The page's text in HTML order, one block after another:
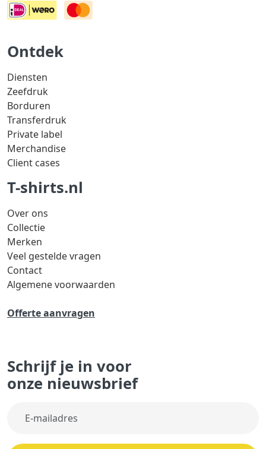
Ontdek
Diensten
Zeefdruk
Borduren
Transferdruk
Private label
Merchandise
Client cases
T-shirts.nl
Over ons
Collectie
Merken
Veel gestelde vragen
Contact
Algemene voorwaarden
Offerte aanvragen
Schrijf je in voor
onze nieuwsbrief